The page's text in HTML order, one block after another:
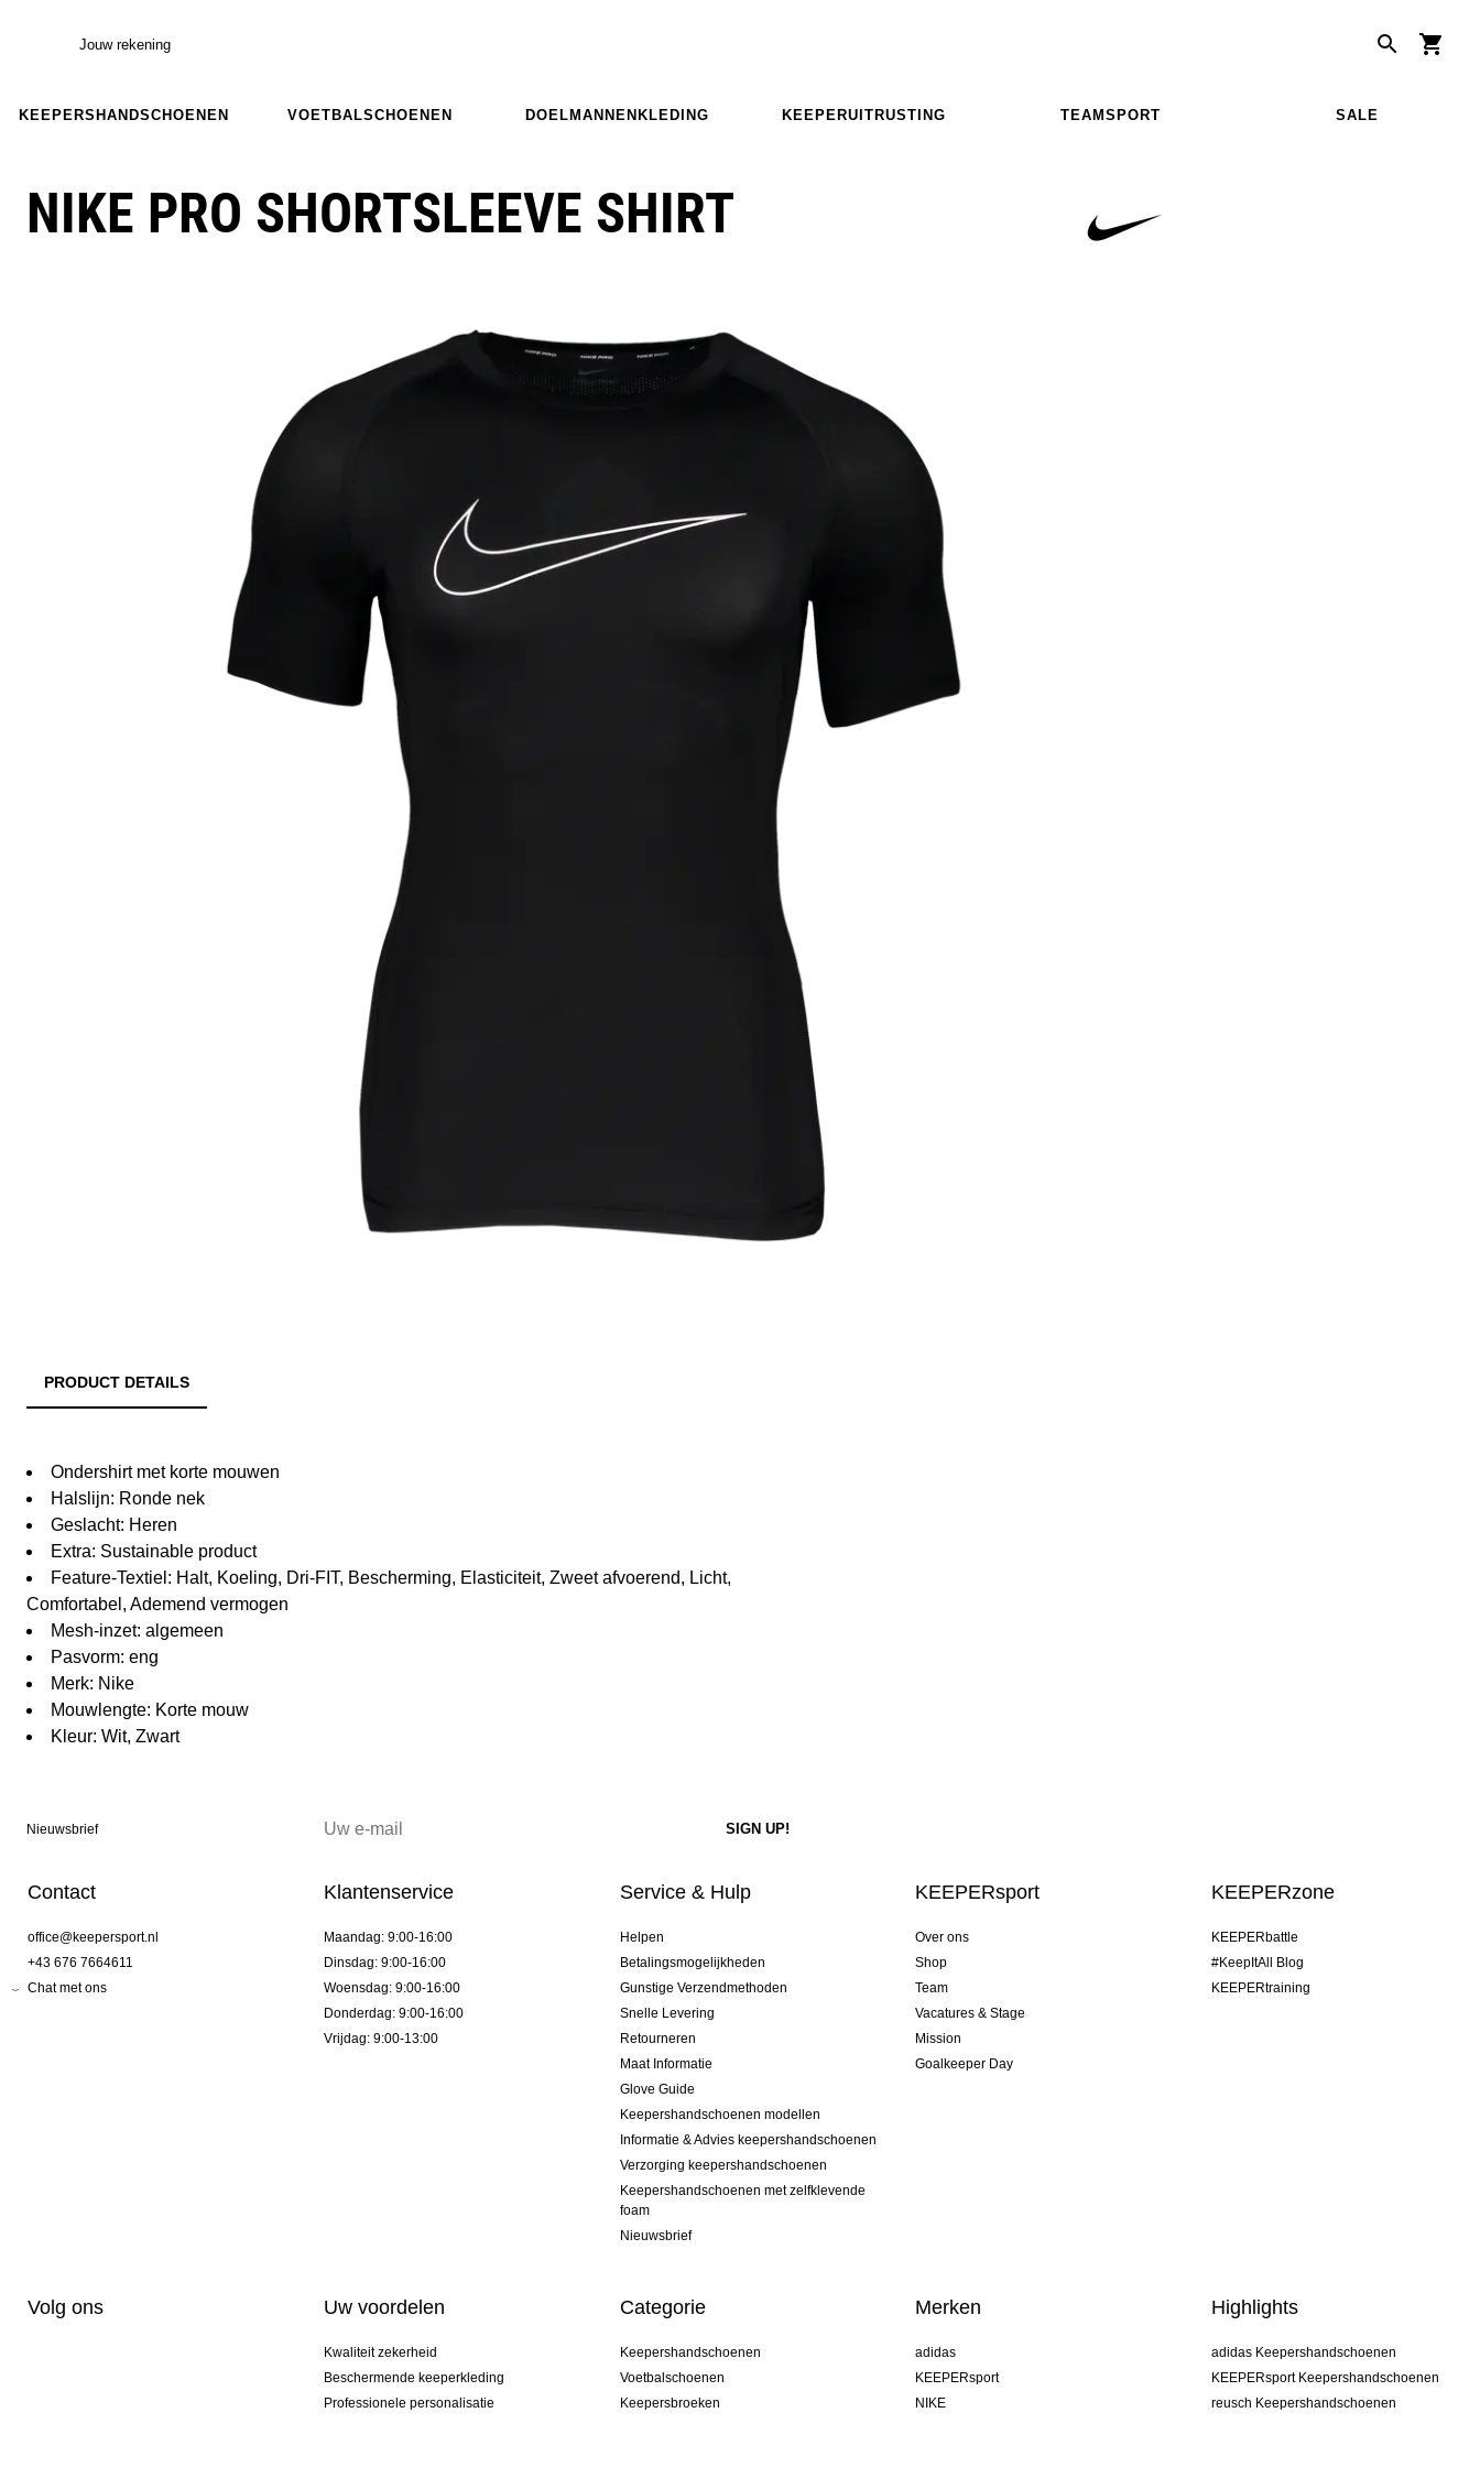
Jouw rekening
KEEPERSHANDSCHOENEN VOETBALSCHOENEN DOELMANNENKLEDING KEEPERUITRUSTING TEAMSPORT SALE
NIKE PRO SHORTSLEEVE SHIRT
PRODUCT DETAILS
Ondershirt met korte mouwen
Halslijn: Ronde nek
Geslacht: Heren
Extra: Sustainable product
Feature-Textiel: Halt, Koeling, Dri-FIT, Bescherming, Elasticiteit, Zweet afvoerend, Licht,
Comfortabel, Ademend vermogen
Mesh-inzet: algemeen
Pasvorm: eng
Merk: Nike
Mouwlengte: Korte mouw
Kleur: Wit, Zwart
Nieuwsbrief
Contact
office@keepersport.nl
+43 676 7664611
Chat met ons
Klantenservice
Maandag: 9:00-16:00
Dinsdag: 9:00-16:00
Woensdag: 9:00-16:00
Donderdag: 9:00-16:00
Vrijdag: 9:00-13:00
Service & Hulp
Helpen
Betalingsmogelijkheden
Gunstige Verzendmethoden
Snelle Levering
Retourneren
Maat Informatie
Glove Guide
Keepershandschoenen modellen
Informatie & Advies keepershandschoenen
Verzorging keepershandschoenen
Keepershandschoenen met zelfklevende
foam
Nieuwsbrief
KEEPERsport
Over ons
Shop
Team
Vacatures & Stage
Mission
Goalkeeper Day
KEEPERzone
KEEPERbattle
#KeepItAll Blog
KEEPERtraining
Volg ons Uw voordelen
Kwaliteit zekerheid
Beschermende keeperkleding
Professionele personalisatie
Categorie
Keepershandschoenen
Voetbalschoenen
Keepersbroeken
Merken
adidas
KEEPERsport
NIKE
Highlights
adidas Keepershandschoenen
KEEPERsport Keepershandschoenen
reusch Keepershandschoenen